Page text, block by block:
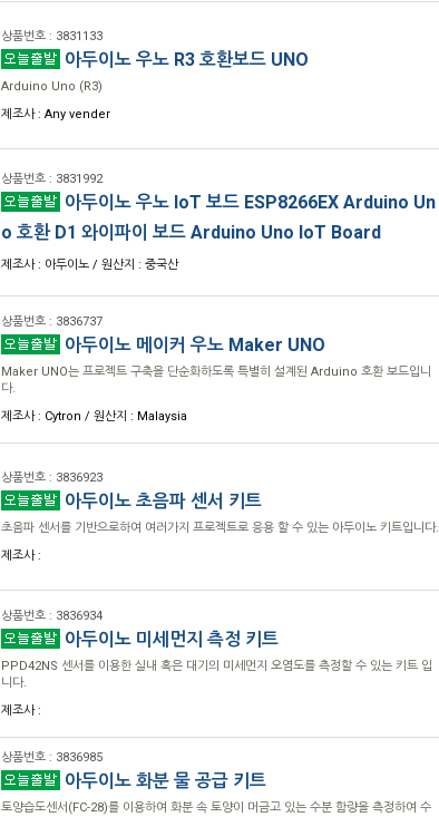
상품번호 : 3831133
아두이노 우노 R3 호환보드 UNO
Arduino Uno (R3)
제조사 : Any vender
상품번호 : 3831992
아두이노 우노 IoT 보드 ESP8266EX Arduino Un
o 호환 D1 와이파이 보드 Arduino Uno IoT Board
제조사 : 아두이노 / 원산지 : 중국산
상품번호 : 3836737
아두이노 메이커 우노 Maker UNO
Maker UNO는 프로젝트 구축을 단순화하도록 특별히 설계된 Arduino 호환 보드입니
다.
제조사 : Cytron / 원산지 : Malaysia
상품번호 : 3836923
아두이노 초음파 센서 키트
초음파 센서를 기반으로하여 여러가지 프로젝트로 응용 할 수 있는 아두이노 키트입니다.
제조사 :
상품번호 : 3836934
아두이노 미세먼지 측정 키트
PPD42NS 센서를 이용한 실내 혹은 대기의 미세먼지 오염도를 측정할 수 있는 키트 입
니다.
제조사 :
상품번호 : 3836985
아두이노 화분 물 공급 키트
토양습도센서(FC-28)를 이용하여 화분 속 토양이 머금고 있는 수분 함량을 측정하여 수